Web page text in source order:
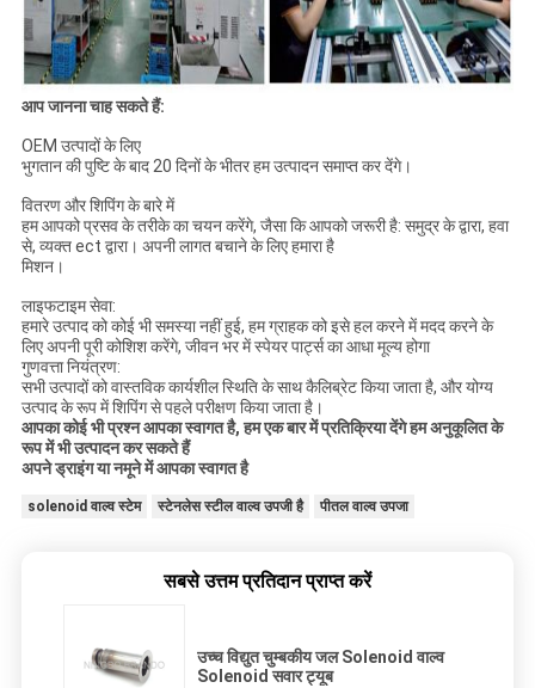
आप जानना चाह सकते हैं:
OEM उत्पादों के लिए
भुगतान की पुष्टि के बाद 20 दिनों के भीतर हम उत्पादन समाप्त कर देंगे।
वितरण और शिपिंग के बारे में
हम आपको प्रसव के तरीके का चयन करेंगे, जैसा कि आपको जरूरी है: समुद्र के द्वारा, हवा
से, व्यक्त ect द्वारा। अपनी लागत बचाने के लिए हमारा है
मिशन।
लाइफटाइम सेवा:
हमारे उत्पाद को कोई भी समस्या नहीं हुई, हम ग्राहक को इसे हल करने में मदद करने के
लिए अपनी पूरी कोशिश करेंगे, जीवन भर में स्पेयर पार्ट्स का आधा मूल्य होगा
गुणवत्ता नियंत्रण:
सभी उत्पादों को वास्तविक कार्यशील स्थिति के साथ कैलिब्रेट किया जाता है, और योग्य
उत्पाद के रूप में शिपिंग से पहले परीक्षण किया जाता है।
आपका कोई भी प्रश्न आपका स्वागत है, हम एक बार में प्रतिक्रिया देंगेहम अनुकूलित के
रूप में भी उत्पादन कर सकते हैं
अपने ड्राइंग या नमूने में आपका स्वागत है
solenoid वाल्व स्टेम स्टेनलेस स्टील वाल्व उपजी है पीतल वाल्व उपजा
सबसे उत्तम प्रतिदान प्राप्त करें
उच्च विद्युत चुम्बकीय जल Solenoid वाल्व
Solenoid सवार ट्यूब